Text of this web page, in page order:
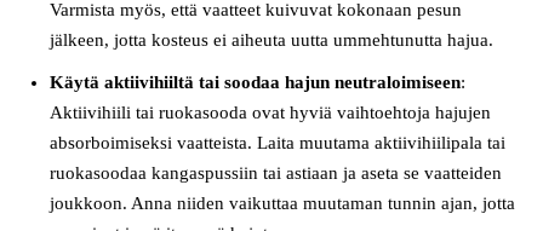
Varmista myös, että vaatteet kuivuvat kokonaan pesun
jälkeen, jotta kosteus ei aiheuta uutta ummehtunutta hajua.
Käytä aktiivihiiltä tai soodaa hajun neutraloimiseen:
Aktiivihiili tai ruokasooda ovat hyviä vaihtoehtoja hajujen
absorboimiseksi vaatteista. Laita muutama aktiivihiilipala tai
ruokasoodaa kangaspussiin tai astiaan ja aseta se vaatteiden
joukkoon. Anna niiden vaikuttaa muutaman tunnin ajan, jotta